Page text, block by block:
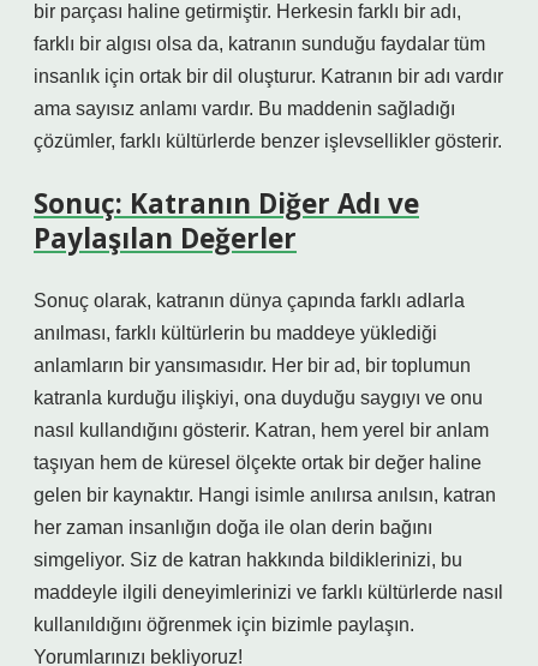
bir parçası haline getirmiştir. Herkesin farklı bir adı,
farklı bir algısı olsa da, katranın sunduğu faydalar tüm
insanlık için ortak bir dil oluşturur. Katranın bir adı vardır
ama sayısız anlamı vardır. Bu maddenin sağladığı
çözümler, farklı kültürlerde benzer işlevsellikler gösterir.
Sonuç: Katranın Diğer Adı ve
Paylaşılan Değerler
Sonuç olarak, katranın dünya çapında farklı adlarla
anılması, farklı kültürlerin bu maddeye yüklediği
anlamların bir yansımasıdır. Her bir ad, bir toplumun
katranla kurduğu ilişkiyi, ona duyduğu saygıyı ve onu
nasıl kullandığını gösterir. Katran, hem yerel bir anlam
taşıyan hem de küresel ölçekte ortak bir değer haline
gelen bir kaynaktır. Hangi isimle anılırsa anılsın, katran
her zaman insanlığın doğa ile olan derin bağını
simgeliyor. Siz de katran hakkında bildiklerinizi, bu
maddeyle ilgili deneyimlerinizi ve farklı kültürlerde nasıl
kullanıldığını öğrenmek için bizimle paylaşın.
Yorumlarınızı bekliyoruz!